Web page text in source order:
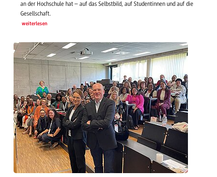
an der Hochschule hat – auf das Selbstbild, auf Studentinnen und auf die
Gesellschaft.
weiterlesen